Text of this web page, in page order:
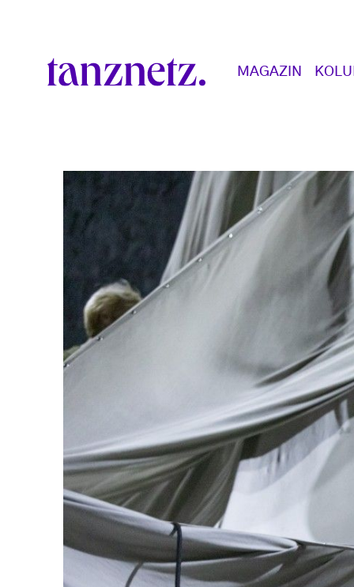
Main navigation
MAGAZIN